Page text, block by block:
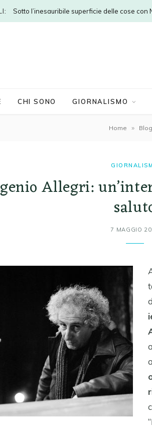
Sotto l’inesauribile superficie delle cose con
CHI SONO GIORNALISMO
Home » Blog
Allegri:
7 MAGGIO